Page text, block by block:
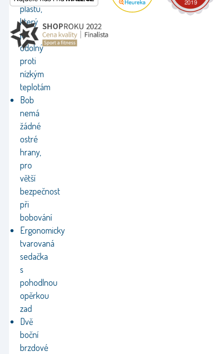
plastu,
který
je
odolný
proti
nízkým
teplotám
Bob
nemá
žádné
ostré
hrany,
pro
větší
bezpečnost
při
bobování
Ergonomicky
tvarovaná
sedačka
s
pohodlnou
opěrkou
zad
Dvě
boční
brzdové